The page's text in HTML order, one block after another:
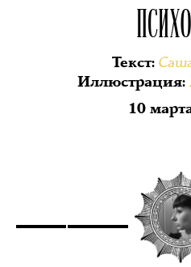
Текст:
Иллюстрация:
10